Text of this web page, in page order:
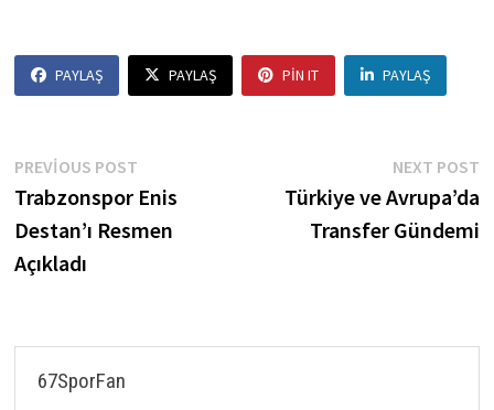
PAYLAŞ PAYLAŞ PIN IT PAYLAŞ
Yazı
gezinmesi
PREVIOUS POSTPrevious
post:
Trabzonspor Enis
Destan’ı Resmen
Açıkladı
NEXT POST
Türkiye ve Avrupa’da
Transfer Gündemi
67SporFan